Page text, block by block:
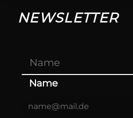
NEWSLETTER
Name